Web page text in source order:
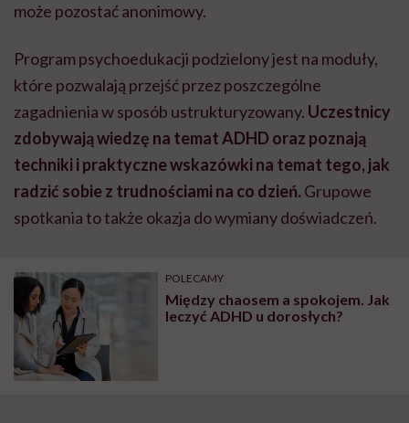
może pozostać anonimowy.
Program psychoedukacji podzielony jest na moduły,
które pozwalają przejść przez poszczególne
zagadnienia w sposób ustrukturyzowany. Uczestnicy
zdobywają wiedzę na temat ADHD oraz poznają
techniki i praktyczne wskazówki na temat tego, jak
radzić sobie z trudnościami na co dzień. Grupowe
spotkania to także okazja do wymiany doświadczeń.
POLECAMY
Między chaosem a spokojem. Jak
leczyć ADHD u dorosłych?